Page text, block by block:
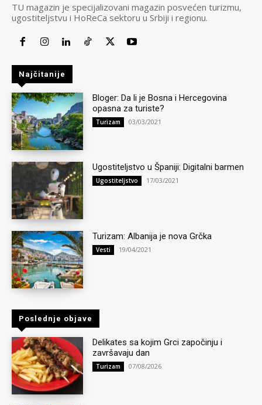
TU magazin je specijalizovani magazin posvećen turizmu,
ugostiteljstvu i HoReCa sektoru u Srbiji i regionu.
Najčitanije
Bloger: Da li je Bosna i Hercegovina
opasna za turiste?
Turizam 03/03/2021
Ugostiteljstvo u Španiji: Digitalni barmen
Ugostiteljstvo 17/03/2021
Turizam: Albanija je nova Grčka
Vesti 19/04/2021
Poslednje objave
Delikates sa kojim Grci započinju i
završavaju dan
Turizam 07/08/2026